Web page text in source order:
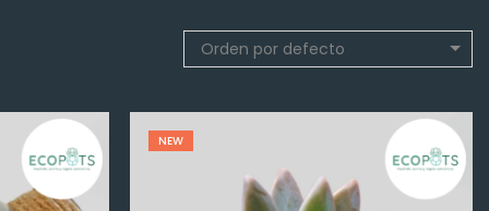
Orden por defecto
NEW